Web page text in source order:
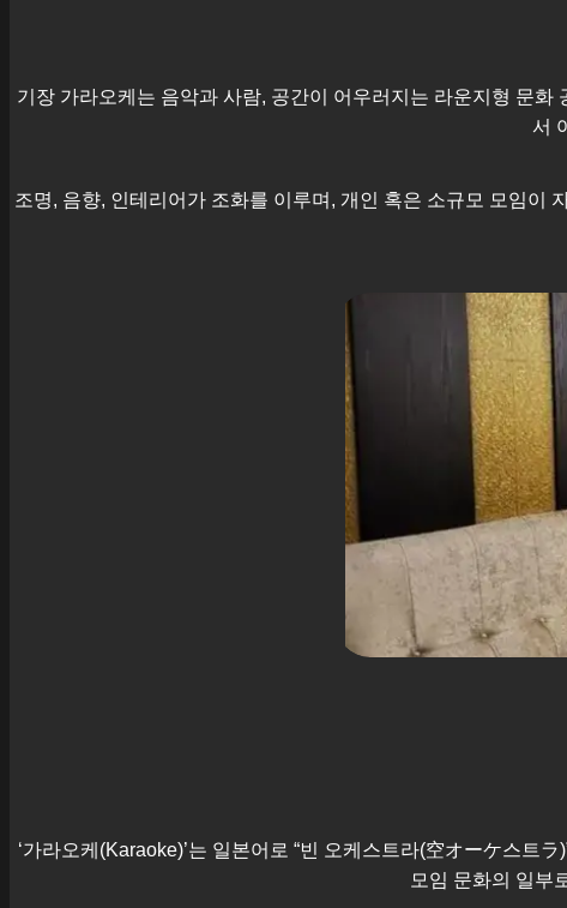
기장 가라오케는 음악과 사람, 공간이 어우러지는 라운지형 문화
서
조명, 음향, 인테리어가 조화를 이루며, 개인 혹은 소규모 모임이
‘가라오케(Karaoke)’는 일본어로 “빈 오케스트라(空オーケ스트
모임 문화의 일부